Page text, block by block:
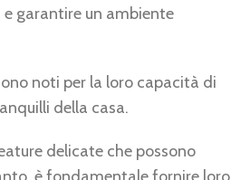
e garantire un ambiente
noti per la loro capacità di
della casa.
delicate che possono